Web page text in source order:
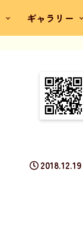
ギャラリー
2018.12.19